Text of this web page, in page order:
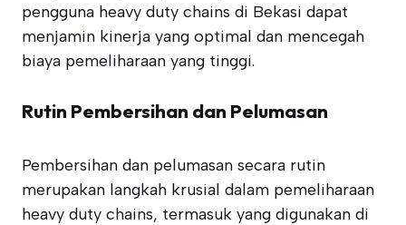
pengguna heavy duty chains di Bekasi dapat
menjamin kinerja yang optimal dan mencegah
biaya pemeliharaan yang tinggi.
Rutin Pembersihan dan Pelumasan
Pembersihan dan pelumasan secara rutin
merupakan langkah krusial dalam pemeliharaan
heavy duty chains, termasuk yang digunakan di